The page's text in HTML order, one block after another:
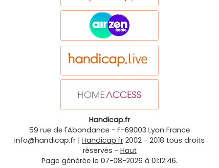
Handicap.fr
59 rue de l'Abondance - F-69003 Lyon France
info@handicap.fr | Handicap.fr 2002 - 2018 tous droits
réservés - Haut
Page générée le 07-08-2026 à 01:12:46.